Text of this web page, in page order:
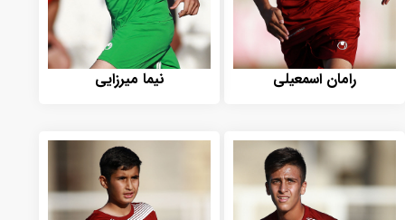
رامان اسمعیلی نیما میرزایی